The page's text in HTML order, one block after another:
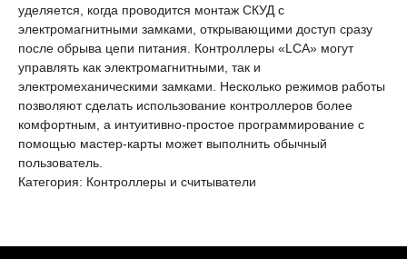
уделяется, когда проводится монтаж СКУД с
электромагнитными замками, открывающими доступ сразу
после обрыва цепи питания. Контроллеры «LCA» могут
управлять как электромагнитными, так и
электромеханическими замками. Несколько режимов работы
позволяют сделать использование контроллеров более
комфортным, а интуитивно-простое программирование с
помощью мастер-карты может выполнить обычный
пользователь.
Категория: Контроллеры и считыватели